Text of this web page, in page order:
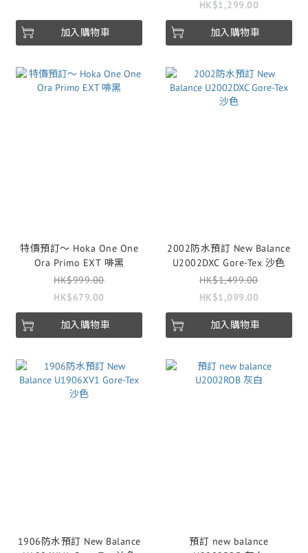
加入購物車
HK$1,299.00
加入購物車
特價預訂～ Hoka One One
Ora Primo EXT 啡黑
HK$999.00
HK$679.00
加入購物車
2002防水預訂 New Balance
U2002DXC Gore-Tex 沙色
HK$1,499.00
HK$1,099.00
加入購物車
1906防水預訂 New Balance
預訂 new balance